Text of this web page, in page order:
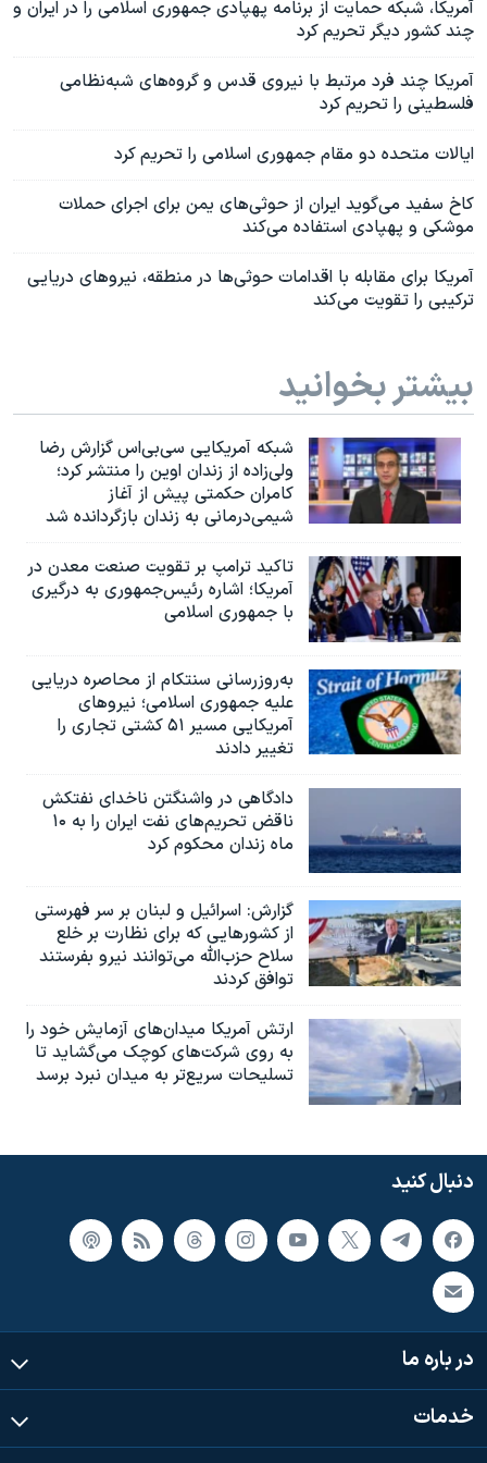
آمریکا، شبکه حمایت از برنامه پهپادی جمهوری اسلامی را در ایران و
چند کشور دیگر تحریم کرد
آمریکا چند فرد مرتبط با نیروی قدس و گروه‌های شبه‌نظامی
فلسطینی را تحریم کرد
ایالات متحده دو مقام جمهوری اسلامی را تحریم کرد
کاخ سفید می‌گوید ایران از حوثی‌های یمن برای اجرای حملات
موشکی و پهپادی استفاده می‌کند
آمریکا برای مقابله با اقدامات حوثی‌ها در منطقه، نیروهای دریایی
ترکیبی را تقویت می‌کند
بیشتر بخوانید
شبکه آمریکایی سی‌بی‌‌اس گزارش رضا
ولی‌زاده از زندان اوین را منتشر کرد؛
کامران حکمتی پیش از آغاز
شیمی‌درمانی به زندان بازگردانده شد
تاکید ترامپ بر تقویت صنعت معدن در
آمریکا؛ اشاره رئیس‌جمهوری به درگیری
با جمهوری اسلامی
به‌روزرسانی سنتکام از محاصره دریایی
علیه جمهوری اسلامی؛ نیروهای
آمریکایی مسیر ۵۱ کشتی تجاری را
تغییر دادند
دادگاهی در واشنگتن ناخدای نفتکش
ناقض تحریم‌های نفت ایران را به ۱۰
ماه زندان محکوم کرد
گزارش‌: اسرائيل و لبنان بر سر فهرستی
از کشورهایی که برای نظارت بر خلع
سلاح حزب‌الله می‌توانند نیرو بفرستند
توافق کردند
ارتش آمریکا میدان‌های آزمایش خود را
به روی شرکت‌های کوچک می‌گشاید تا
تسلیحات سریع‌تر به میدان نبرد برسد
دنبال کنید
در باره ما
خدمات